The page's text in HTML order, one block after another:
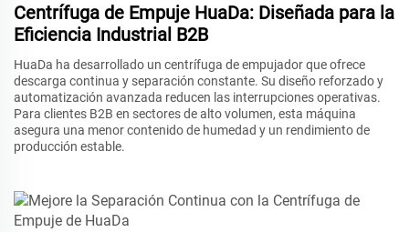
Centrífuga de Empuje HuaDa: Diseñada para la
Eficiencia Industrial B2B
HuaDa ha desarrollado un centrífuga de empujador que ofrece
descarga continua y separación constante. Su diseño reforzado y
automatización avanzada reducen las interrupciones operativas.
Para clientes B2B en sectores de alto volumen, esta máquina
asegura una menor contenido de humedad y un rendimiento de
producción estable.